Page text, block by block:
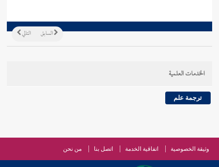
التالي السابق
الخدمات العلمية
ترجمة علم
وثيقة الخصوصية اتفاقية الخدمة اتصل بنا من نحن